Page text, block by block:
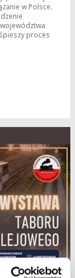
w Polsce.
proces